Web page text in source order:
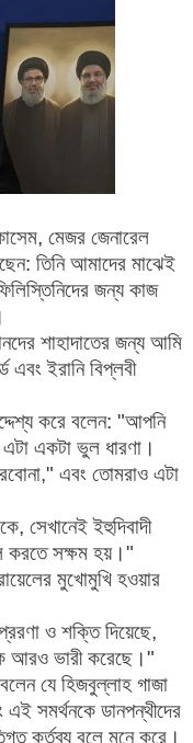
মেজর জেনারেল
তিনি আমাদের মাঝেই
জন্য কাজ
শাহাদাতের জন্য আমি
এবং ইরানি বিপ্লবী
করে বলেন: "আপনি
একটা ভুল ধারণা।
এবং তোমরাও এটা
সেখানেই ইহুদিবাদী
করতে সক্ষম হয়।"
মুখোমুখি হওয়ার
ও শক্তি দিয়েছে,
আরও ভারী করেছে।"
যে হিজবুল্লাহ গাজা
সমর্থনকে ডানপন্থীদের
কর্তব্য বলে মনে করে।